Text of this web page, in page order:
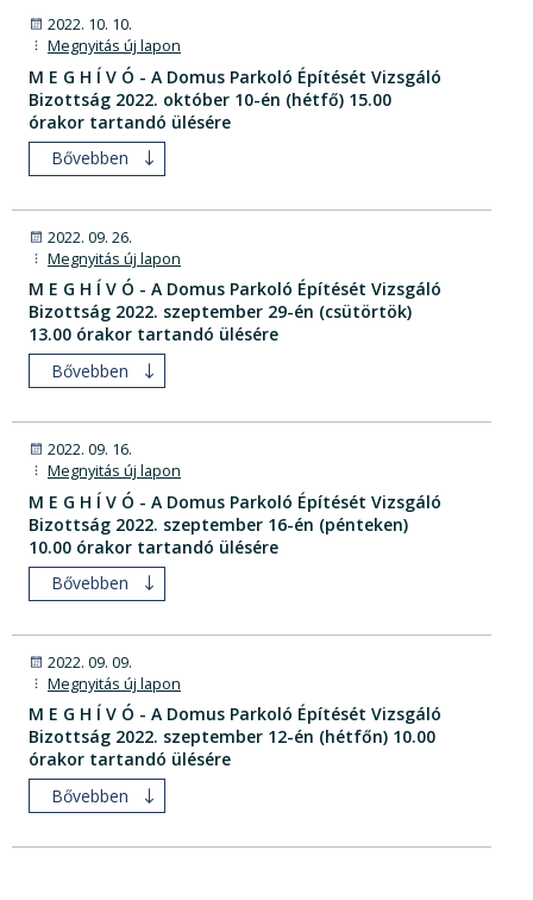
2022. 10. 10.
Megnyitás új lapon
M E G H Í V Ó - A Domus Parkoló Építését Vizsgáló
Bizottság 2022. október 10-én (hétfő) 15.00
órakor tartandó ülésére
Bővebben
2022. 09. 26.
Megnyitás új lapon
M E G H Í V Ó - A Domus Parkoló Építését Vizsgáló
Bizottság 2022. szeptember 29-én (csütörtök)
13.00 órakor tartandó ülésére
Bővebben
2022. 09. 16.
Megnyitás új lapon
M E G H Í V Ó - A Domus Parkoló Építését Vizsgáló
Bizottság 2022. szeptember 16-én (pénteken)
10.00 órakor tartandó ülésére
Bővebben
2022. 09. 09.
Megnyitás új lapon
M E G H Í V Ó - A Domus Parkoló Építését Vizsgáló
Bizottság 2022. szeptember 12-én (hétfőn) 10.00
órakor tartandó ülésére
Bővebben